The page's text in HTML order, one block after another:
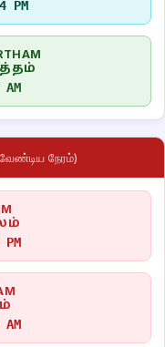
PM
நேரம்)